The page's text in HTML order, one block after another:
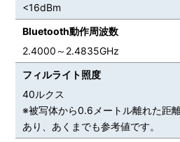
<16dBm
Bluetooth動作周波数
2.4000～2.4835GHz
フィルライト照度
40ルクス
※被写体から0.6メートル離れた距
あり、あくまでも参考値です。